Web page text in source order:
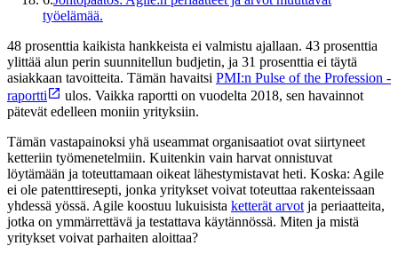
työelämää.
48 prosenttia kaikista hankkeista ei valmistu ajallaan. 43 prosenttia
ylittää alun perin suunnitellun budjetin, ja 31 prosenttia ei täytä
asiakkaan tavoitteita. Tämän havaitsi PMI:n Pulse of the Profession -
raportti
ulos. Vaikka raportti on vuodelta 2018, sen havainnot
pätevät edelleen moniin yrityksiin.
Tämän vastapainoksi yhä useammat organisaatiot ovat siirtyneet
ketteriin työmenetelmiin. Kuitenkin vain harvat onnistuvat
löytämään ja toteuttamaan oikeat lähestymistavat heti. Koska: Agile
ei ole patenttiresepti, jonka yritykset voivat toteuttaa rakenteissaan
yhdessä yössä. Agile koostuu lukuisista ketterät arvot ja periaatteita,
jotka on ymmärrettävä ja testattava käytännössä. Miten ja mistä
yritykset voivat parhaiten aloittaa?